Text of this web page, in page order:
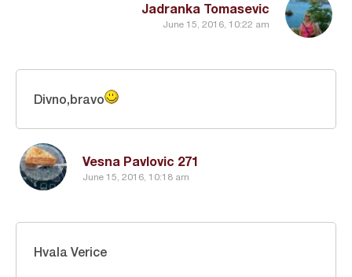
Jadranka Tomasevic
June 15, 2016, 10:22 am
Vesna Pavlovic 271
June 15, 2016, 10:18 am
Divno,bravo
Hvala Verice